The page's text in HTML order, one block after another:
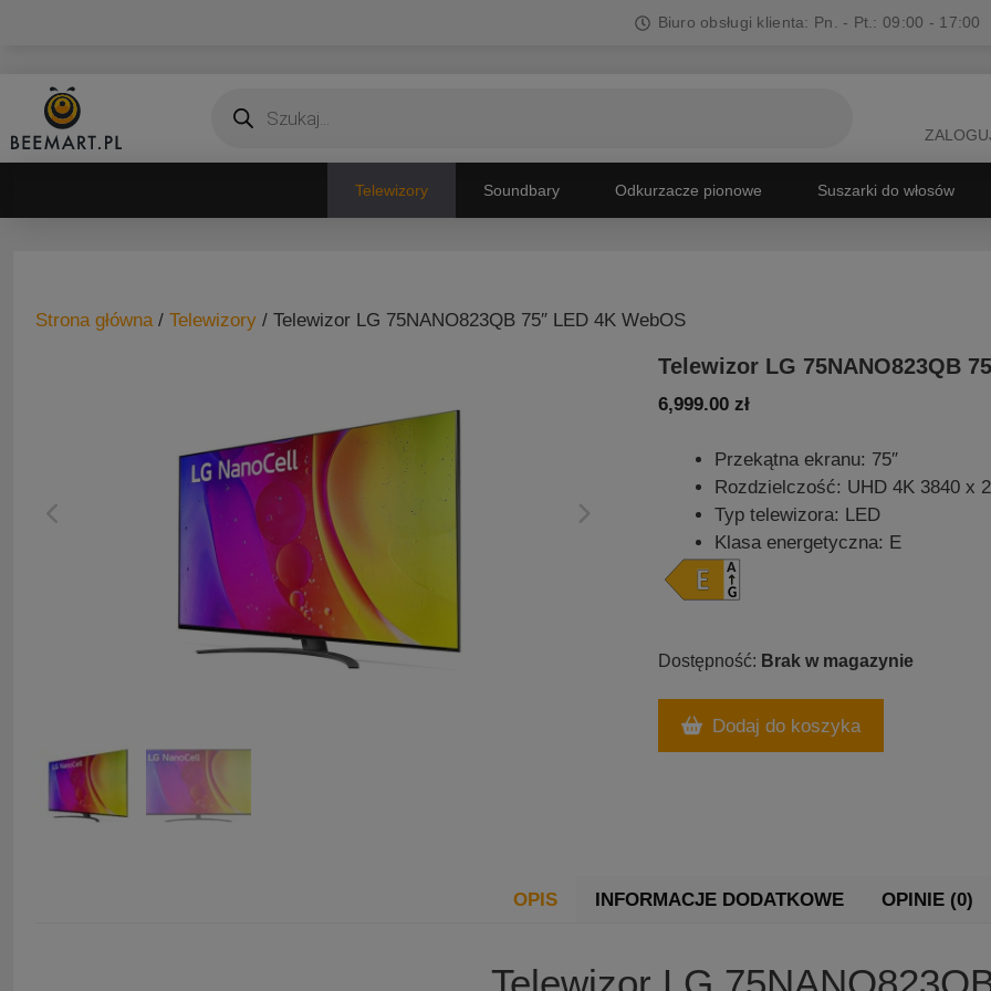
Biuro obsługi klienta: Pn. - Pt.: 09:00 - 17:00
produktów
Telewizory Soundbary Odkurzacze pionowe Suszarki do włosów
Strona główna / Telewizory / Telewizor LG 75NANO823QB 75″ LED 4K WebOS
Telewizor LG 75NANO823QB
6,999.00zł
Przekątna ekranu: 75″
Rozdzielczość: UHD 4K 3840 x
Typ telewizora: LED
Klasa energetyczna: E
Brak w magazynie
Dodaj do koszyka
OPIS INFORMACJE DODATKOWE OPINIE (0)